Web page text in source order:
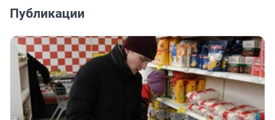
Публикации